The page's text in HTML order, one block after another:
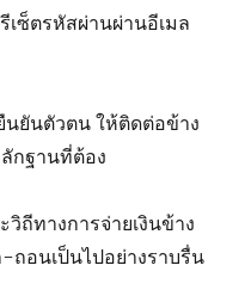
ซ็ตรหัสผ่านผ่านอีเมล
ยันตัวตน ให้ติดต่อข้าง
กฐานที่ต้อง
ถีทางการจ่ายเงินข้าง
ถอนเป็นไปอย่างราบรื่น